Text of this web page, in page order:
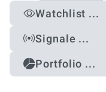
Watchlist ...
Signale ...
Portfolio ...